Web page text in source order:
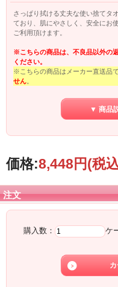
さっぱり拭ける丈夫な使い捨てタ
ており、肌にやさしく、安全にお
ご利用頂けます。
※こちらの商品は、不良品以外の
ください。
※こちらの商品はメーカー直送品で
せん
ご利用頂けませんので、ご了承
▼ 商品
価格:8,448円(税
注文
購入数： ケ